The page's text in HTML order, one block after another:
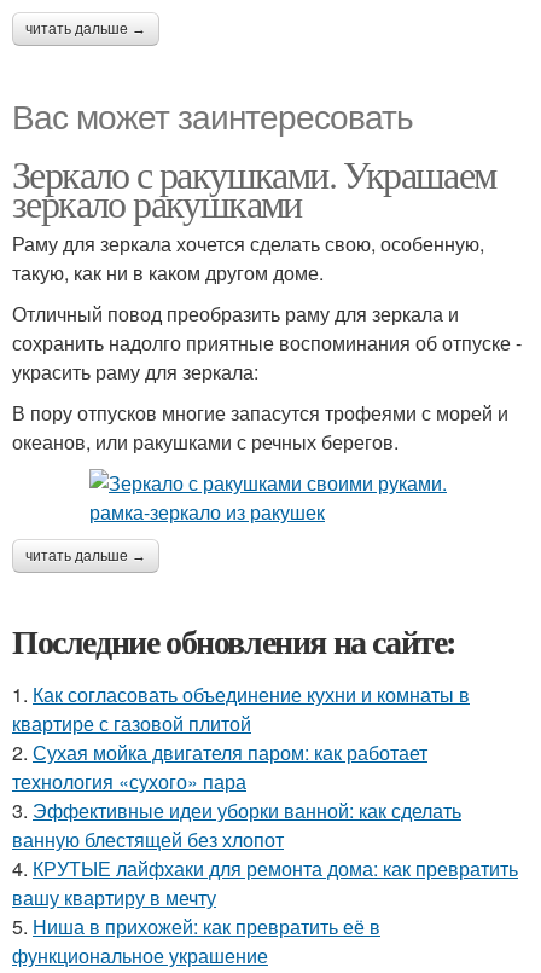
читать дальше →
Вас может заинтересовать
Зеркало с ракушками. Украшаем
зеркало ракушками
Раму для зеркала хочется сделать свою, особенную,
такую, как ни в каком другом доме.
Отличный повод преобразить раму для зеркала и
сохранить надолго приятные воспоминания об отпуске -
украсить раму для зеркала:
В пору отпусков многие запасутся трофеями с морей и
океанов, или ракушками с речных берегов.
читать дальше →
Последние обновления на сайте:
1. Как согласовать объединение кухни и комнаты в
квартире с газовой плитой
2. Сухая мойка двигателя паром: как работает
технология «сухого» пара
3. Эффективные идеи уборки ванной: как сделать
ванную блестящей без хлопот
4. КРУТЫЕ лайфхаки для ремонта дома: как превратить
вашу квартиру в мечту
5. Ниша в прихожей: как превратить её в
функциональное украшение